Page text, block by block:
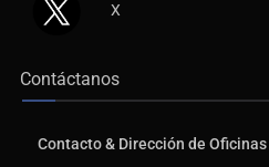
X
Contáctanos
Contacto & Dirección de Oficinas